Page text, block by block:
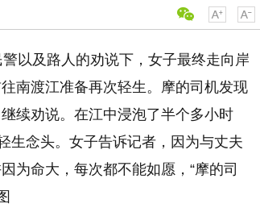
警以及路人的劝说下，女子最终走向岸
南渡江准备再次轻生。摩的司机发现
续劝说。在江中浸泡了半个多小时
生念头。女子告诉记者，因为与丈夫
为命大，每次都不能如愿，“摩的司